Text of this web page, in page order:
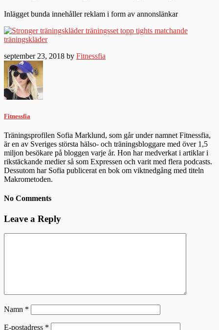
Inlägget bunda innehåller reklam i form av annonslänkar
september 23, 2018 by Fitnessfia
Fitnessfia
Träningsprofilen Sofia Marklund, som går under namnet Fitnessfia,
är en av Sveriges största hälso- och träningsbloggare med över 1,5
miljon besökare på bloggen varje år. Hon har medverkat i artiklar i
rikstäckande medier så som Expressen och varit med flera podcasts.
Dessutom har Sofia publicerat en bok om viktnedgång med titeln
Makrometoden.
No Comments
Leave a Reply
Namn *
E-postadress *